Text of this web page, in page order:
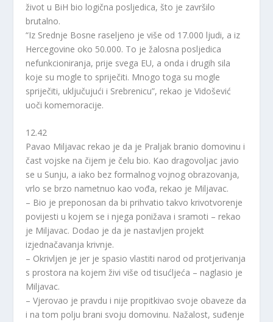
život u BiH bio logična posljedica, što je završilo
brutalno.
“Iz Srednje Bosne raseljeno je više od 17.000 ljudi, a iz
Hercegovine oko 50.000. To je žalosna posljedica
nefunkcioniranja, prije svega EU, a onda i drugih sila
koje su mogle to spriječiti. Mnogo toga su mogle
spriječiti, uključujući i Srebrenicu”, rekao je Vidošević
uoči komemoracije.
12.42
Pavao Miljavac rekao je da je Praljak branio domovinu i
čast vojske na čijem je čelu bio. Kao dragovoljac javio
se u Sunju, a iako bez formalnog vojnog obrazovanja,
vrlo se brzo nametnuo kao vođa, rekao je Miljavac.
– Bio je preponosan da bi prihvatio takvo krivotvorenje
povijesti u kojem se i njega ponižava i sramoti – rekao
je Miljavac. Dodao je da je nastavljen projekt
izjednačavanja krivnje.
– Okrivljen je jer je spasio vlastiti narod od protjerivanja
s prostora na kojem živi više od tisućljeća – naglasio je
Miljavac.
– Vjerovao je pravdu i nije propitkivao svoje obaveze da
i na tom polju brani svoju domovinu. Nažalost, suđenje